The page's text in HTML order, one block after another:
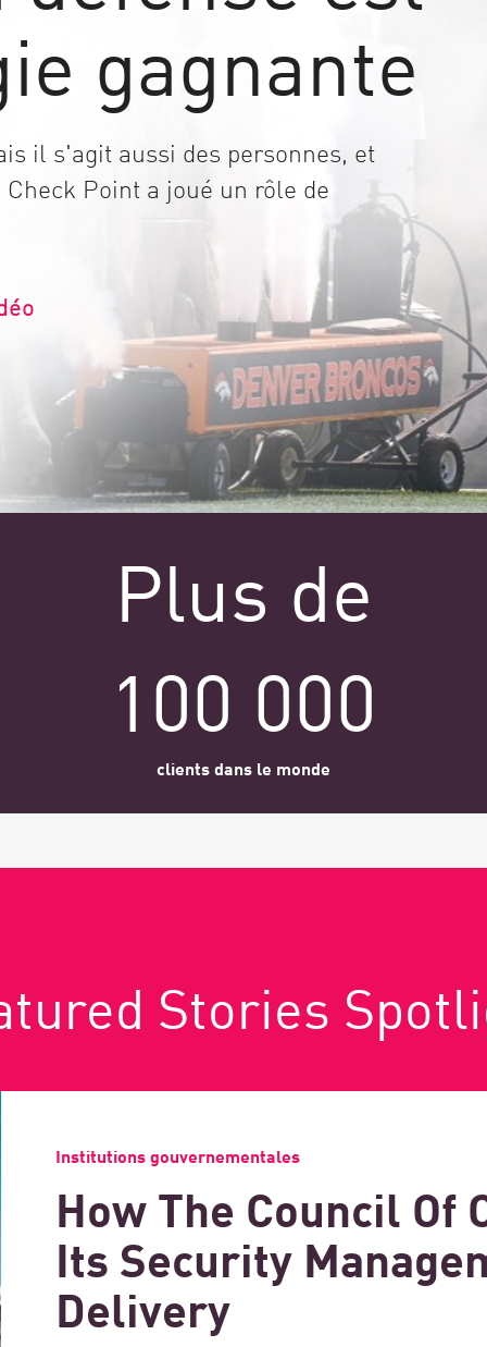
gagnante
il s'agit aussi des personnes, et
Point a joué un rôle de
Plus de
100 000
clients dans le monde
Stories
Institutions gouvernementales
How The Council Of
Its Security
Delivery